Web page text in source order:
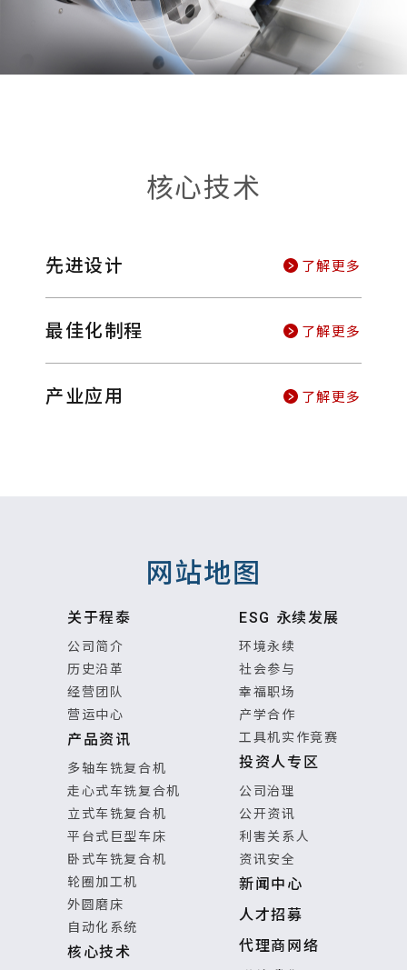
核心技术
先进设计 了解更多
最佳化制程 了解更多
产业应用 了解更多
网站地图
关于程泰
公司简介
历史沿革
经营团队
营运中心
产品资讯
多轴车铣复合机
走心式车铣复合机
立式车铣复合机
平台式巨型车床
卧式车铣复合机
轮圈加工机
外圆磨床
自动化系统
核心技术
ESG 永续发展
环境永续
社会参与
幸福职场
产学合作
工具机实作竞赛
投资人专区
公司治理
公开资讯
利害关系人
资讯安全
新闻中心
人才招募
代理商网络